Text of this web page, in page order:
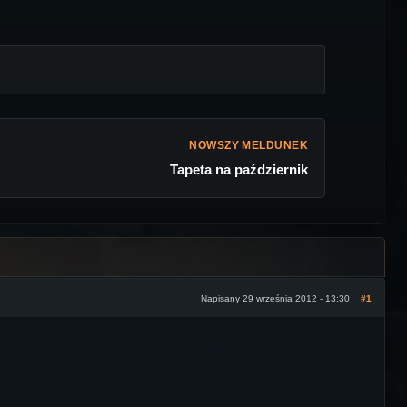
NOWSZY MELDUNEK
Tapeta na październik
Napisany 29 września 2012 - 13:30 #1